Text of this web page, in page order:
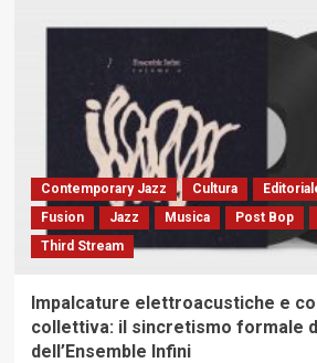
Contemporary Jazz Cultura
Fusion
Jazz Musica Post Bop
Third Stream
Impalcature elettroacustiche e
collettiva: il sincretismo formale
dell’Ensemble Infini